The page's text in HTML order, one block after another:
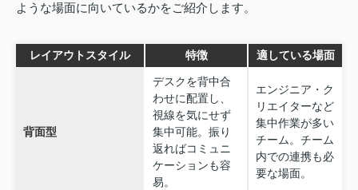
ような場面に向いているかをご紹介します。
レイアウトスタイル 特徴 適している場面
背面型
デスクを背中合
わせに配置し、
視線を気にせず
集中可能。振り
返ればコミュニ
ケーションも容
易。
エンジニア・ク
リエイターなど
集中作業が多い
チーム。チーム
内での連携も必
要な場面。